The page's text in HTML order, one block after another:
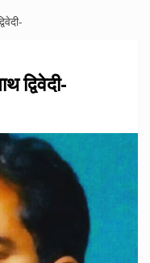
द्विवेदी-